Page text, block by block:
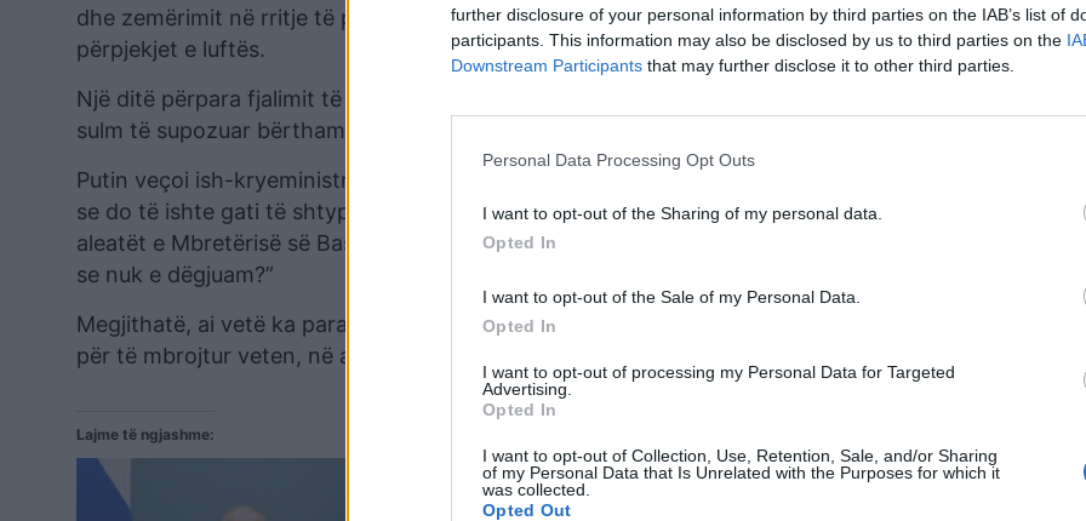
further disclosure of your personal information by third parties on the IAB’s list of
participants. This information may also be disclosed by us to third parties on the
Downstream Participants that may further disclose it to other third parties.
Personal Data Processing Opt Outs
I want to opt-out of the Sharing of my personal data.
Opted In
I want to opt-out of the Sale of my Personal Data.
Opted In
I want to opt-out of processing my Personal Data for Targeted
Advertising.
Opted In
I want to opt-out of Collection, Use, Retention, Sale, and/or Sharing
of my Personal Data that Is Unrelated with the Purposes for which it
was collected.
Opted Out
dhe zemërimit në rritje të publikut në shtëpi për një përpjekje për të mobilizuar rreth 300,000 rusë
përpjekjet e luftës.
Një ditë përpara fjalimit të tij në Moskë, ai kishte mbikëqyrur stërvitjet rutinë bërthamore që
sulm të supozuar bërthamor në hakmarrje për sulmin masiv bërthamor të armikut.
Putin veçoi ish-kryeministren e Mbretërisë së Bashkuar Liz Truss për sugjerimin gjatë një fushate
se do të ishte gati të shtypte butonin bërthamor nëse rrethanat e kërkonin atë. Ai tha se ishte i
aleatët e Mbretërisë së Bashkuar nuk kundërshtuan: “Çfarë duhej të bënim? Të heshtnim? Të
se nuk e dëgjuam?”
Megjithatë, ai vetë ka paralajmëruar vazhdimisht se Rusia do të përdorë “të gjitha mjetet në
për të mbrojtur veten, në atë që është parë gjerësisht si një kërcënim i qartë bërthamor./albeu.com
Lajme të ngjashme: